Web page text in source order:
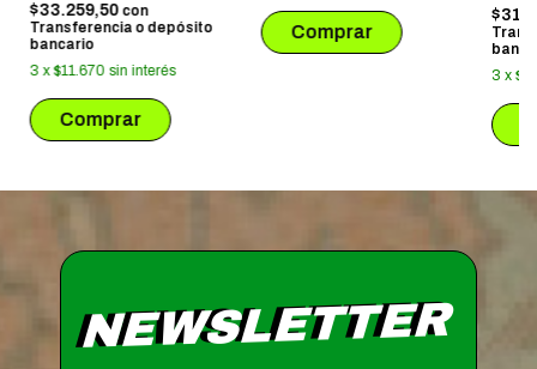
$33.259,50 con
Transferencia o depósito
bancario
3 x$11.670 sin interés
3 x
NEWSLETTER